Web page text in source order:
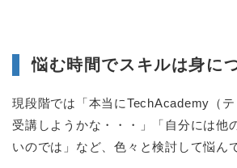
悩む時間でスキルは身に
現段階では「本当にTechAcademy（
受講しようかな・・・」「自分には他
いのでは」など、色々と検討して悩ん